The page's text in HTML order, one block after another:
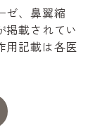
ゼ、鼻翼縮
掲載されてい
用記載は各医